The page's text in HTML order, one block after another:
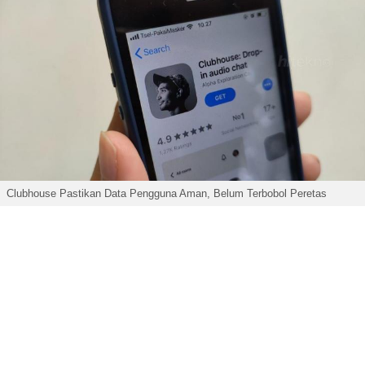
Clubhouse Pastikan Data Pengguna Aman, Belum Terbobol Peretas